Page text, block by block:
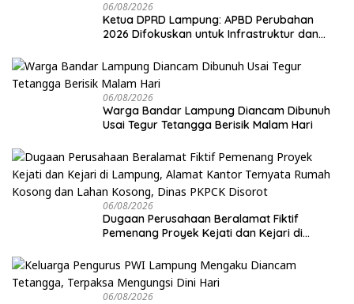
06/08/2026
Ketua DPRD Lampung: APBD Perubahan
2026 Difokuskan untuk Infrastruktur dan
06/08/2026
Warga Bandar Lampung Diancam Dibunuh
Usai Tegur Tetangga Berisik Malam Hari
06/08/2026
Dugaan Perusahaan Beralamat Fiktif
Pemenang Proyek Kejati dan Kejari di
Kosong dan Lahan Kosong, Dinas PKPCK
Disorot
06/08/2026